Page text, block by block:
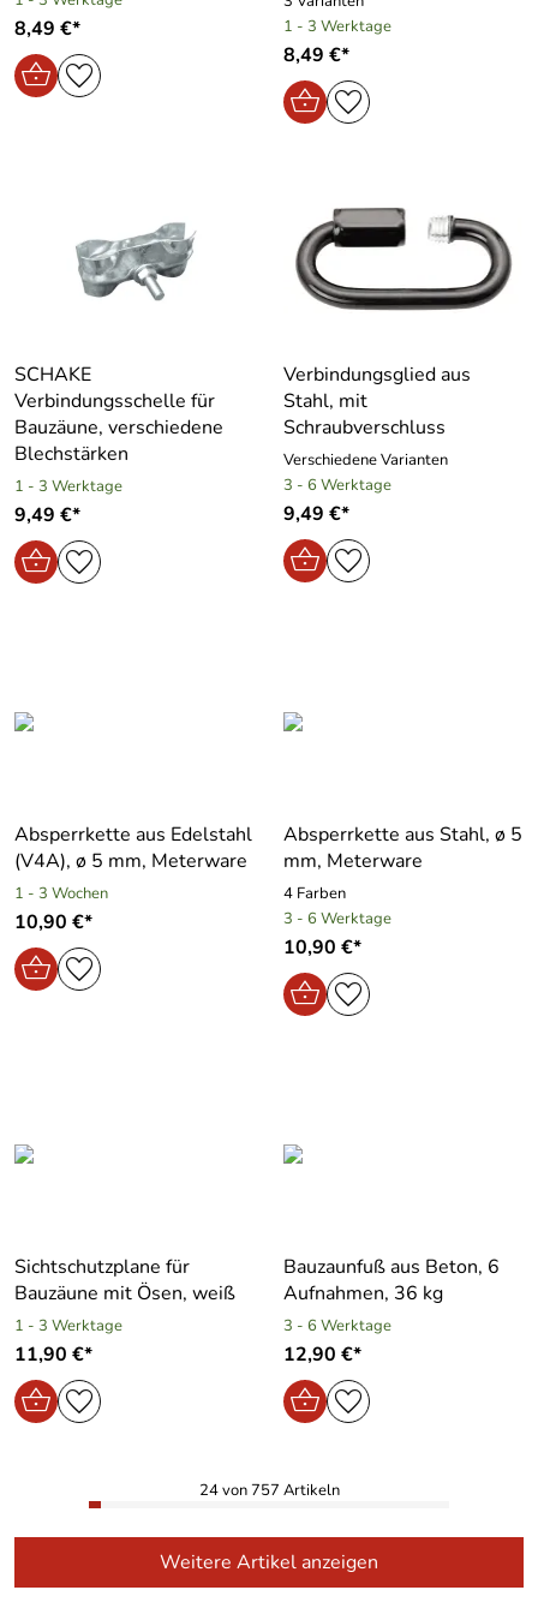
8,49 €*
1 - 3 Werktage
8,49 €*
SCHAKE
Verbindungsschelle für
Bauzäune, verschiedene
Blechstärken
1 - 3 Werktage
9,49 €*
Verbindungsglied aus
Stahl, mit
Schraubverschluss
Verschiedene Varianten
3 - 6 Werktage
9,49 €*
Absperrkette aus Edelstahl
(V4A), ø 5 mm, Meterware
1 - 3 Wochen
10,90 €*
Absperrkette aus Stahl, ø 5
mm, Meterware
4 Farben
3 - 6 Werktage
10,90 €*
Sichtschutzplane für
Bauzäune mit Ösen, weiß
1 - 3 Werktage
11,90 €*
Bauzaunfuß aus Beton, 6
Aufnahmen, 36 kg
3 - 6 Werktage
12,90 €*
24 von 757 Artikeln
Weitere Artikel anzeigen